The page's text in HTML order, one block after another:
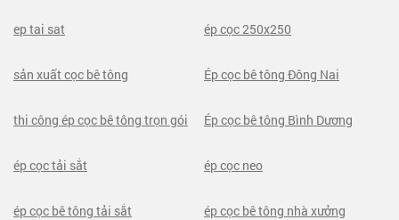
ep tai sat ép cọc 250x250
sản xuất cọc bê tông Ép cọc bê tông Đông Nai
thi công ép cọc bê tông trọn gói Ép cọc bê tông Bình Dương
ép cọc tải sắt ép cọc neo
ép cọc bê tông tải sắt ép cọc bê tông nhà xưởng